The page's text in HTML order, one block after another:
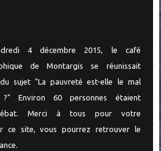
4 décembre 2015, le café
de Montargis se réunissait
sujet "La pauvreté est-elle le mal
?" Environ 60 personnes étaient
Merci à tous pour votre
ce site, vous pourrez retrouver le